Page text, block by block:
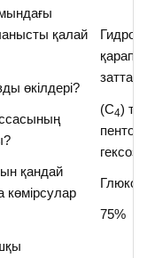
қалай
өкілдері?
қандай
көмірсулар
заттар.
(С4)
75%